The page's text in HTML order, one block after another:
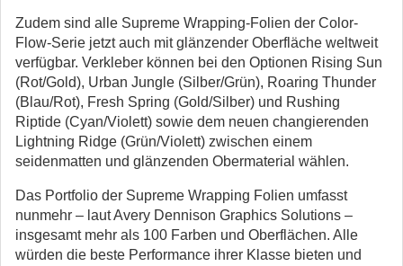
Zudem sind alle Supreme Wrapping-Folien der Color-
Flow-Serie jetzt auch mit glänzender Oberfläche weltweit
verfügbar. Verkleber können bei den Optionen Rising Sun
(Rot/Gold), Urban Jungle (Silber/Grün), Roaring Thunder
(Blau/Rot), Fresh Spring (Gold/Silber) und Rushing
Riptide (Cyan/Violett) sowie dem neuen changierenden
Lightning Ridge (Grün/Violett) zwischen einem
seidenmatten und glänzenden Obermaterial wählen.
Das Portfolio der Supreme Wrapping Folien umfasst
nunmehr – laut Avery Dennison Graphics Solutions –
insgesamt mehr als 100 Farben und Oberflächen. Alle
würden die beste Performance ihrer Klasse bieten und